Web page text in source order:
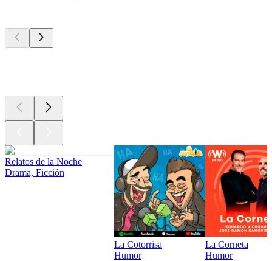
Relatos de la Noche
Drama, Ficción
La Cotorrisa
Humor
La Corneta
Humor